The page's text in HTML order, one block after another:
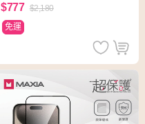
$777 $2,180
免運